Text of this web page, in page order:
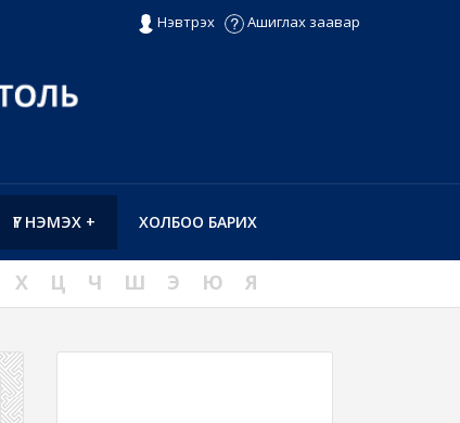
Нэвтрэх Ашиглах заавар
ХОЛБОО БАРИХ
ҮГ НЭМЭХ +
Х Ц Ч Ш Э Ю Я